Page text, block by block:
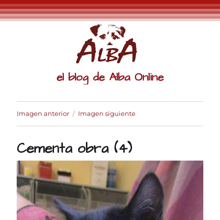
el blog de Alba Online
Imagen anterior Imagen siguiente
Cementa obra (4)